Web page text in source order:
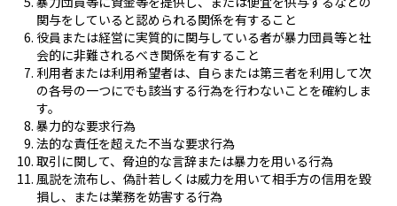
関与をしていると認められる関係を有すること
役員または経営に実質的に関与している者が暴力団員等と社
会的に非難されるべき関係を有すること
利用者または利用希望者は、自らまたは第三者を利用して次
の各号の一つにでも該当する行為を行わないことを確約しま
す。
暴力的な要求行為
法的な責任を超えた不当な要求行為
取引に関して、脅迫的な言辞または暴力を用いる行為
風説を流布し、偽計若しくは威力を用いて相手方の信用を毀
損し、または業務を妨害する行為